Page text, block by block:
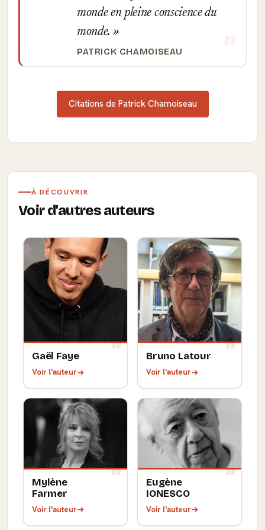
monde en pleine conscience du
monde.
PATRICK CHAMOISEAU
Citations de Patrick Chamoiseau
À DÉCOUVRIR
Voir d'autres auteurs
Gaël Faye
Voir l'auteur
Bruno Latour
Voir l'auteur
Mylène
Farmer
Voir l'auteur
Eugène
IONESCO
Voir l'auteur